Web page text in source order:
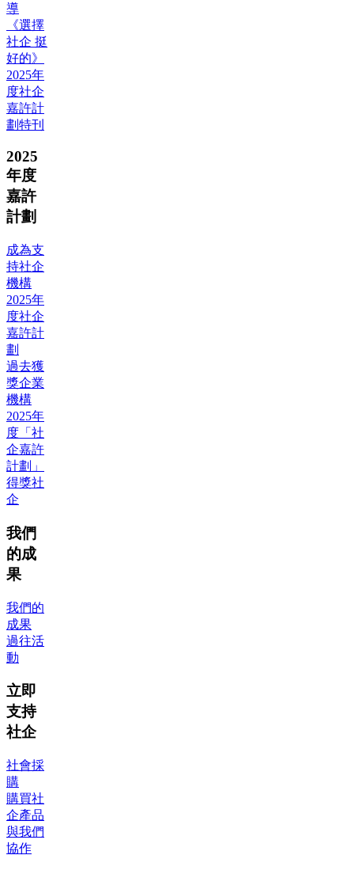
導
《選擇
社企 挺
好的》
2025年
度社企
嘉許計
劃特刊
2025
年度
嘉許
計劃
成為支
持社企
機構
2025年
度社企
嘉許計
劃
過去獲
獎企業
機構
2025年
度「社
企嘉許
計劃」
得獎社
企
我們
的成
果
我們的
成果
過往活
動
立即
支持
社企
社會採
購
購買社
企產品
與我們
協作